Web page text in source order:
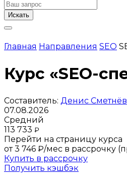
Искать
Главная Направления SEO
Курс «SEO-
Составитель: Денис Сметнёв
07.08.2026
Средний
113 733 ₽
Перейти на страницу курса
от 3 746 ₽/мес в рассрочку
Купить в рассрочку
Получить кэшбэк